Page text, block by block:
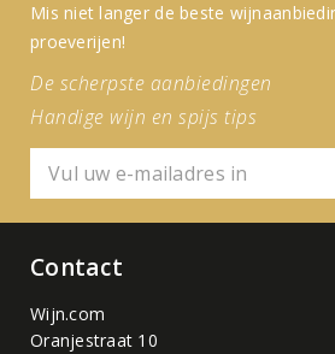
Mis niet langer de beste
proeverijen!
De scherpste aanbiedingen
Handige wijn en spijs tips
Contact
Wijn.com
Oranjestraat 10